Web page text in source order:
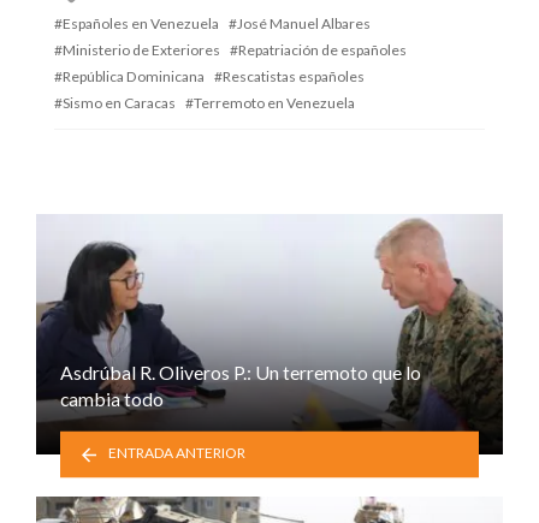
Españoles en Venezuela
José Manuel Albares
Ministerio de Exteriores
Repatriación de españoles
República Dominicana
Rescatistas españoles
Sismo en Caracas
Terremoto en Venezuela
Asdrúbal R. Oliveros P.: Un terremoto que lo
cambia todo
ENTRADA ANTERIOR